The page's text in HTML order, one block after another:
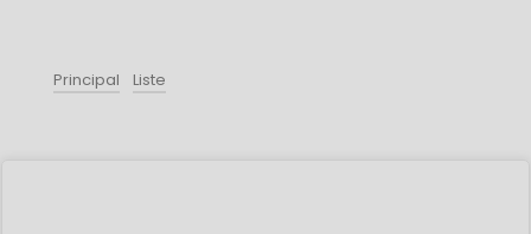
Principal Liste